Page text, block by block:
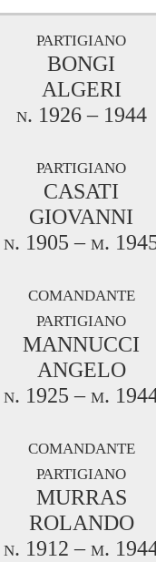
partigiano
BONGI
ALGERI
n. 1926 – 1944
partigiano
CASATI
GIOVANNI
n. 1905 – m.
comandante
partigiano
MANNUCCI
ANGELO
n. 1925 – m.
comandante
partigiano
MURRAS
ROLANDO
n. 1912 – m.